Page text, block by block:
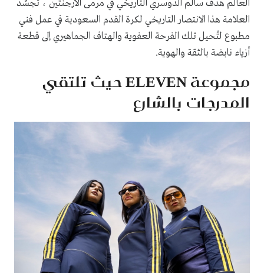
العالم هدف سالم الدوسري التاريخي في مرمى الأرجنتين ، تجسّد
العلامة هذا الانتصار التاريخي لكرة القدم السعودية في عمل فني
مطبوع لتُحيل تلك الفرحة العفوية والهتاف الجماهيري إلى قطعة
أزياء نابضة بالثقة والهوية.
مجموعة ELEVEN حيث تلتقي
المدرجات بالشارع